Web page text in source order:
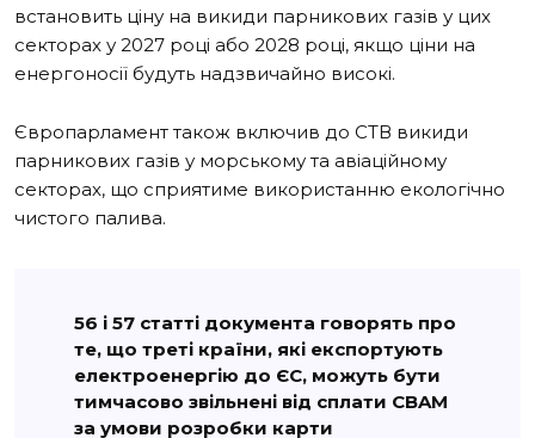
встановить ціну на викиди парникових газів у цих
секторах у 2027 році або 2028 році, якщо ціни на
енергоносії будуть надзвичайно високі.
Європарламент також включив до СТВ викиди
парникових газів у морському та авіаційному
секторах, що сприятиме використанню екологічно
чистого палива.
56 і 57 статті документа говорять про
те, що треті країни, які експортують
електроенергію до ЄС, можуть бути
тимчасово звільнені від сплати CBAM
за умови розробки карти